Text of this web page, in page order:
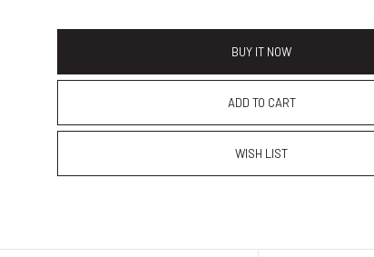
BUY IT NOW
ADD TO CART
WISH LIST